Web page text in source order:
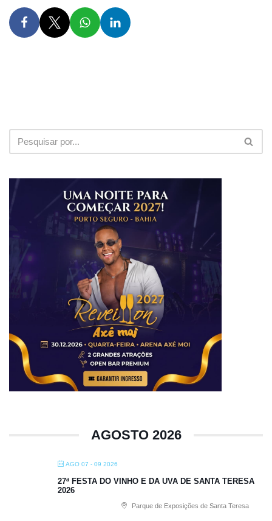
AGOSTO 2026
AGO 07 - 09 2026
27ª FESTA DO VINHO E DA UVA DE SANTA TERESA
2026
Parque de Exposições de Santa Teresa